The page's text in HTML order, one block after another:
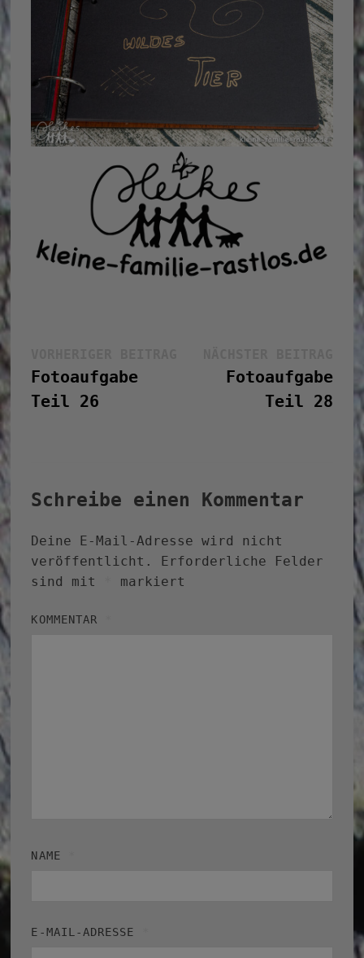
Beitrag:
Fotoaufgabe
Teil 26
Fotoaufgabe
Teil 28
Schreibe einen Kommentar
Deine E-Mail-Adresse wird nicht
veröffentlicht.
Erforderliche Felder
sind mit
markiert
KOMMENTAR
NAME
E-MAIL-ADRESSE